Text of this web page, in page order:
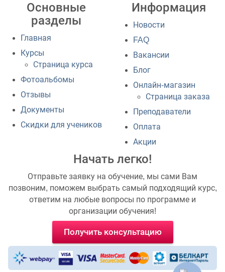
Основные
разделы
Главная
Курсы
Страница курса
Фотоальбомы
Отзывы
Документы
Скидки для учеников
Информация
Новости
FAQ
Вакансии
Блог
Онлайн-магазин
Страница заказа
Преподаватели
Оплата
Акции
Начать легко!
Отправьте заявку на обучение, мы сами Вам
позвоним, поможем выбрать самый подходящий курс,
ответим на любые вопросы по программе и
организации обучения!
Получить консультацию